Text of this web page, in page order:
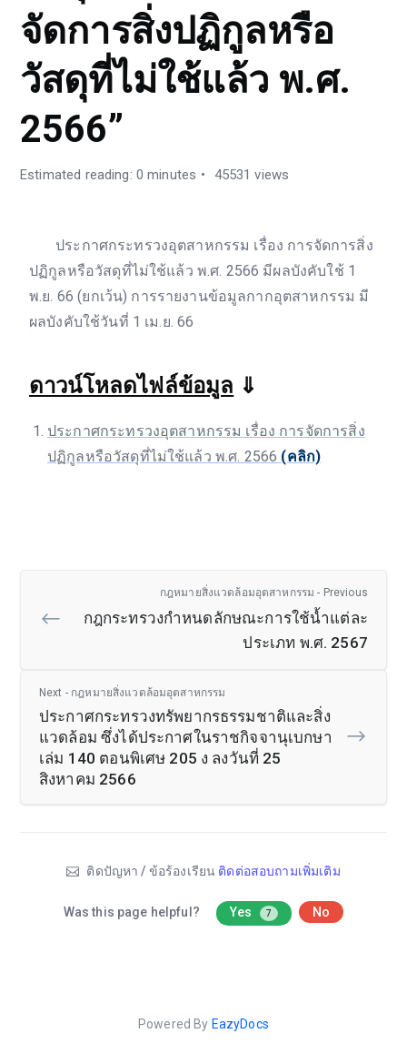
จัดการสิ่งปฏิกูลหรือ
วัสดุที่ไม่ใช้แล้ว พ.ศ.
2566”
Estimated reading: 0 minutes 45531 views
ประกาศกระทรวงอุตสาหกรรม เรื่อง การจัดการสิ่ง
ปฏิกูลหรือวัสดุที่ไม่ใช้แล้ว พ.ศ. 2566 มีผลบังคับใช้ 1
พ.ย. 66 (ยกเว้น) การรายงานข้อมูลกากอุตสาหกรรม มี
ผลบังคับใช้วันที่ 1 เม.ย. 66
ดาวน์โหลดไฟล์ข้อมูล ⇓
ประกาศกระทรวงอุตสาหกรรม เรื่อง การจัดการสิ่ง
ปฏิกูลหรือวัสดุที่ไม่ใช้แล้ว พ.ศ. 2566 (คลิก)
กฎหมายสิ่งแวดล้อมอุตสาหกรรม - Previous
กฎกระทรวงกำหนดลักษณะการใช้น้ำแต่ละ
ประเภท พ.ศ. 2567
Next - กฎหมายสิ่งแวดล้อมอุตสาหกรรม
ประกาศกระทรวงทรัพยากรธรรมชาติและสิ่ง
แวดล้อม ซึ่งได้ประกาศในราชกิจจานุเบกษา
เล่ม 140 ตอนพิเศษ 205 ง ลงวันที่ 25
สิงหาคม 2566
ติดปัญหา / ข้อร้องเรียน ติดต่อสอบถามเพิ่มเติม
Was this page helpful? Yes 7 No
Powered By EazyDocs